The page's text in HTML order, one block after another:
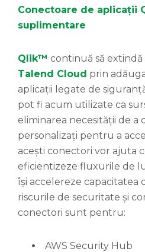
Conectoare de aplicații
suplimentare
Qlik™ continuă să
Talend Cloud prin
aplicații legate de
pot fi acum utilizate ca
eliminarea necesității de a
personalizați pentru a
acești conectori vor ajuta
eficientizeze fluxurile de
își accelereze capacitatea
riscurile de securitate și
conectori sunt pentru:
AWS Security Hub